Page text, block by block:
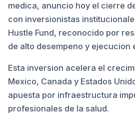
medica, anuncio hoy el cierre
con inversionistas
Hustle Fund, reconocido por
de alto desempeno y ejecucion
Esta inversion acelera el
Mexico, Canada y Estados
apuesta por infraestructura
profesionales de la salud.